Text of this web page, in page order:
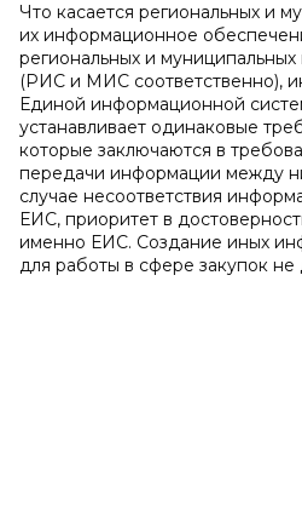
Что касается региональных и
их информационное
региональных и
(РИС и МИС соответственно),
Единой информационной
устанавливает одинаковые
которые заключаются в
передачи информации между
случае несоответствия
ЕИС, приоритет в
именно ЕИС. Создание иных
для работы в сфере закупок не